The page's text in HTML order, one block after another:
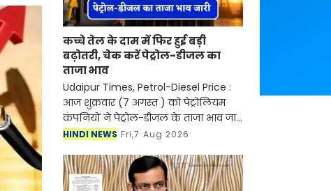
कच्चे तेल के दाम में फिर हुई बड़ी
बढ़ोतरी, चेक करें पेट्रोल-डीजल का
ताजा भाव
Udaipur Times, Petrol-Diesel Price :
आज शुक्रवार (7 अगस्त ) को पेट्रोलियम
कंपनियों ने पेट्रोल-डीजल के ताजा भाव जारी
कर दिए हैं। देश में पेट्रोल-डीजल की कीमतें
का
HINDI NEWS Fri,7 Aug 2026